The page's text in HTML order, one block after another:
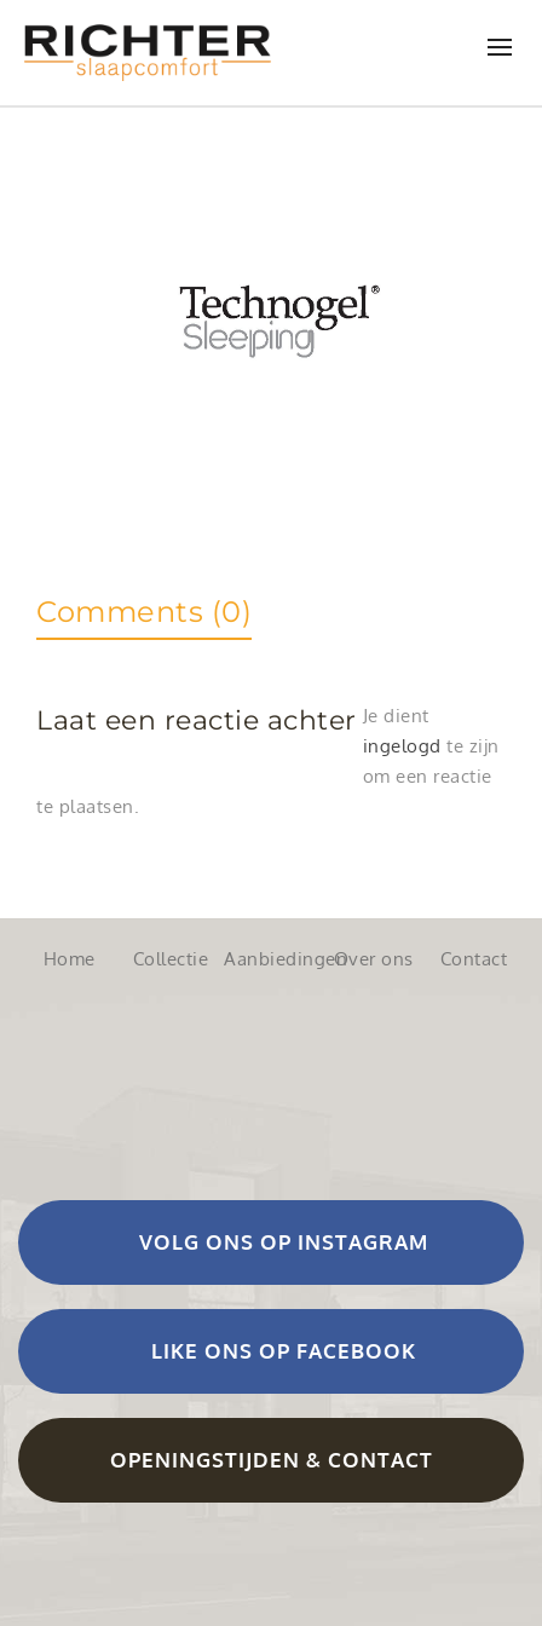
Comments (0)
Laat een reactie achter Je dient
ingelogd te zijn
om een reactie
te plaatsen.
Home Collectie AanbiedingenOver ons Contact
VOLG ONS OP INSTAGRAM
LIKE ONS OP FACEBOOK
OPENINGSTIJDEN & CONTACT